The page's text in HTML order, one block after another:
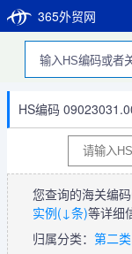
365外贸网
HS编码
您查询的海关编
实例(↓条)等详细
归属分类： 第二